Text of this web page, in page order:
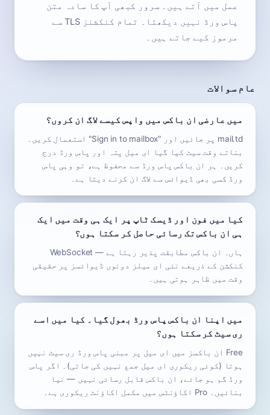
عمل میں آتے ہیں۔ سرور کبھی آپ کا سادہ متن
پاس ورڈ نہیں دیکھتا۔ تمام کنکشنز TLS سے
مرموز کیے جاتے ہیں۔
عام سوالات
میں عارضی ان باکس میں واپس کیسے لاگ ان کروں؟
mail.td پر جائیں اور "Sign in to mailbox" استعمال کریں۔
بناتے وقت سیٹ کیا گیا ای میل پتہ اور پاس ورڈ درج
کریں۔ ہر ان باکس پاس ورڈ سے محفوظ ہے، تو وہی پاس
ورڈ کسی بھی ڈیوائس سے لاگ ان کرنے دیتا ہے۔
کیا میں فون اور ڈیسک ٹاپ پر ایک ہی وقت میں ایک
ہی ان باکس تک رسائی حاصل کر سکتا ہوں؟
ہاں۔ ان باکس مطابقت پذیر رہتا ہے — WebSocket
کنکشن کے ذریعے نئی ای میلز دونوں ڈیوائسز پر حقیقی
وقت میں ظاہر ہوتی ہیں۔
میں اپنا ان باکس پاس ورڈ بھول گیا۔ کیا میں اسے
ری سیٹ کر سکتا ہوں؟
Free ان باکسز میں ای میل پر مبنی پاس ورڈ ری سیٹ نہیں
ہوتا (کوئی ریکوری ای میل جمع نہیں کی جاتی)۔ اگر پاس
ورڈ گم ہو جائے، ان باکس قابل رسائی نہیں — نیا
بنائیں۔ Pro اکاؤنٹس میں مکمل اکاؤنٹ ریکوری ہے۔